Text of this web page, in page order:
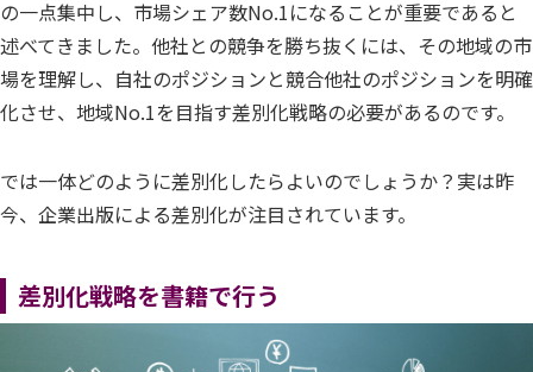
の一点集中し、市場シェア数No.1になることが重要であると
述べてきました。他社との競争を勝ち抜くには、その地域の市
場を理解し、自社のポジションと競合他社のポジションを明確
化させ、地域No.1を目指す差別化戦略の必要があるのです。
では一体どのように差別化したらよいのでしょうか？実は昨
今、企業出版による差別化が注目されています。
差別化戦略を書籍で行う